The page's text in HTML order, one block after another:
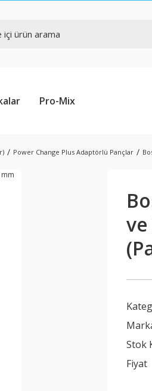
Pro-Mix
Power Change Plus Adaptörlü Pançlar
Stok
Fiyat